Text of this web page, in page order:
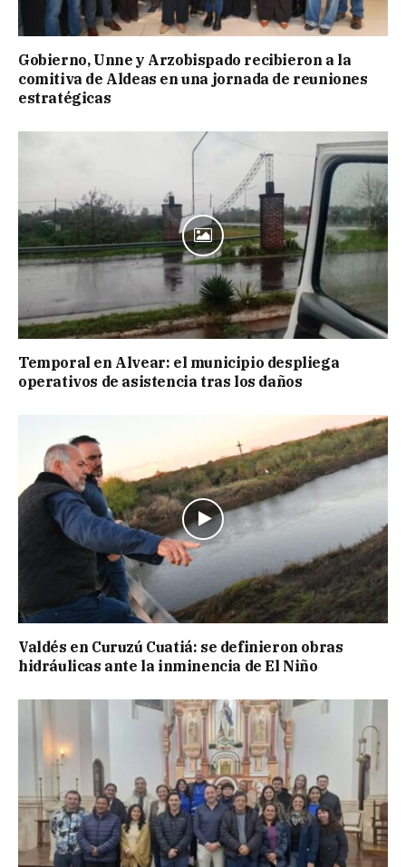
Gobierno, Unne y Arzobispado recibieron a la
comitiva de Aldeas en una jornada de reuniones
estratégicas
Temporal en Alvear: el municipio despliega
operativos de asistencia tras los daños
Valdés en Curuzú Cuatiá: se definieron obras
hidráulicas ante la inminencia de El Niño